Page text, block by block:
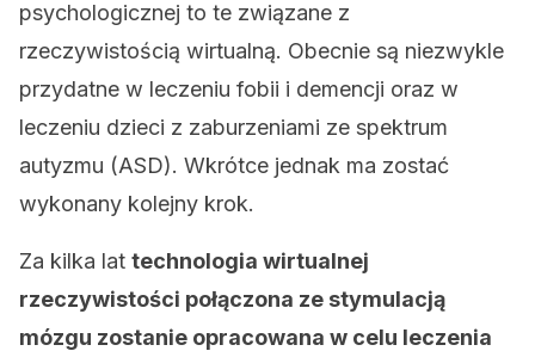
psychologicznej to te związane z
rzeczywistością wirtualną. Obecnie są niezwykle
przydatne w leczeniu fobii i demencji oraz w
leczeniu dzieci z zaburzeniami ze spektrum
autyzmu (ASD). Wkrótce jednak ma zostać
wykonany kolejny krok.
Za kilka lat technologia wirtualnej
rzeczywistości połączona ze stymulacją
mózgu zostanie opracowana w celu leczenia